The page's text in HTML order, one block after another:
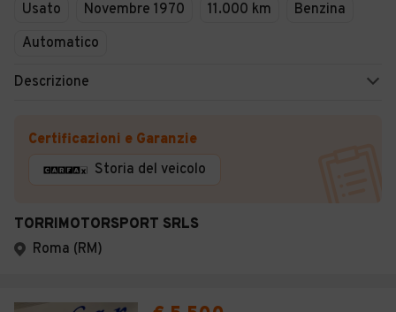
Usato Novembre 1970 11.000 km
Benzina
Automatico
Descrizione
Certificazioni e Garanzie
Storia del veicolo
TORRIMOTORSPORT SRLS
Roma (RM)